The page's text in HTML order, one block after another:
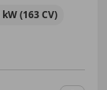
kW (163 CV)